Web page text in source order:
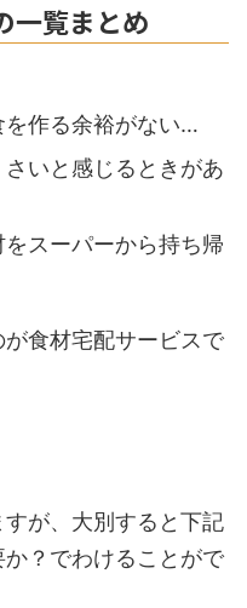
一覧まとめ
を作る余裕がない…
いと感じるときがあ
スーパーから持ち帰
食材宅配サービスで
が、大別すると下記
？でわけることがで